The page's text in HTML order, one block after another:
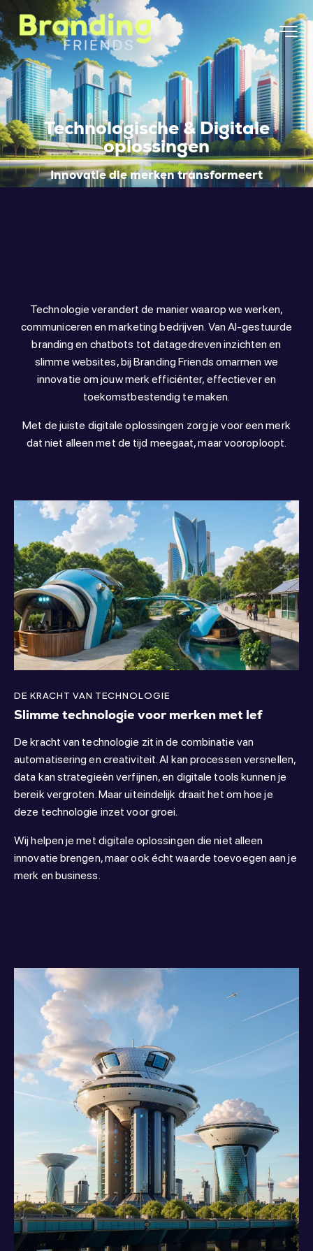
Technologische & Digitale
oplossingen
Innovatie die merken transformeert
Technologie verandert de manier waarop we werken,
communiceren en marketing bedrijven. Van AI-gestuurde
branding en chatbots tot datagedreven inzichten en
slimme websites, bij Branding Friends omarmen we
innovatie om jouw merk efficiënter, effectiever en
toekomstbestendig te maken.
Met de juiste digitale oplossingen zorg je voor een merk
dat niet alleen met de tijd meegaat, maar vooroploopt.
DE KRACHT VAN TECHNOLOGIE
Slimme technologie voor merken met lef
De kracht van technologie zit in de combinatie van
automatisering en creativiteit. AI kan processen versnellen,
data kan strategieën verfijnen, en digitale tools kunnen je
bereik vergroten. Maar uiteindelijk draait het om hoe je
deze technologie inzet voor groei.
Wij helpen je met digitale oplossingen die niet alleen
innovatie brengen, maar ook écht waarde toevoegen aan je
merk en business.